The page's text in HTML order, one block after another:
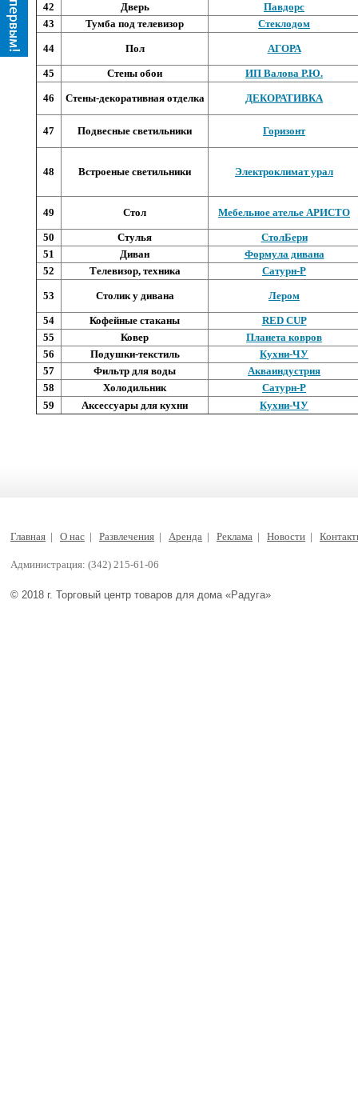
42
Дверь
Павдорс
43
Тумба под телевизор Стеклодом
44 Пол АГОРА
45 Стены обои ИП Валова Р.Ю.
46 Стены-декоративная отделка ДЕКОРАТИВКА
47 Подвесные светильники Горизонт
48 Встроеные светильники Электроклимат урал
49 Стол Мебельное ателье АРИСТО
50 Стулья
СтолБери
51
Диван
Формула дивана
52
Телевизор, техника Сатурн-Р
53 Столик у дивана Лером
54 Кофейные стаканы
RED CUP
55
Ковер
Планета ковров
56
Подушки-текстиль
Кухни-ЧУ
57
Фильтр для воды
Акваиндустрия
58
Холодильник
Сатурн-Р
59
Аксессуары для кухни Кухни-ЧУ
Администрация: (342) 215-61-06
© 2018 г. Торговый центр товаров для дома «Радуга»
Главная | О нас | Развлечения | Аренда | Реклама | Новости |